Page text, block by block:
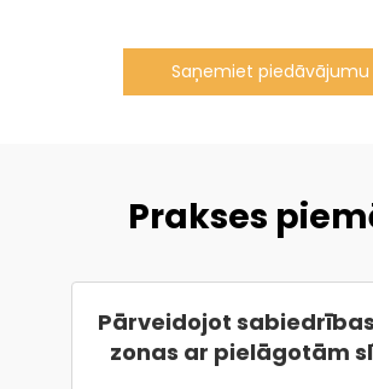
Saņemiet piedāvājumu
Prakses
Pārveidojot
zonas ar pielāgotām